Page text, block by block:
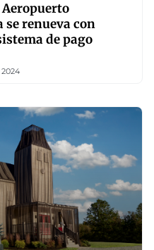
renueva con
de pago